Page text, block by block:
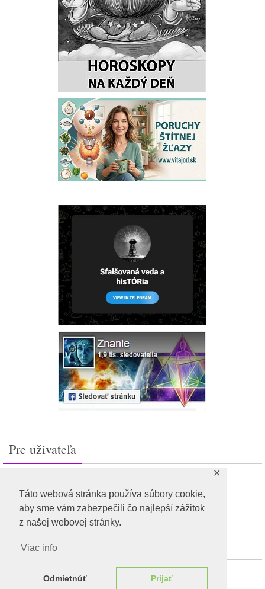
Táto webová stránka používa súbory cookie,
aby sme vám zabezpečili čo najlepší zážitok
z našej webovej stránky.
Viac info
Odmietnúť Prijať
✕
Pre uživateľa
Feed záznamov
RSS feed komentárov
WordPress.org